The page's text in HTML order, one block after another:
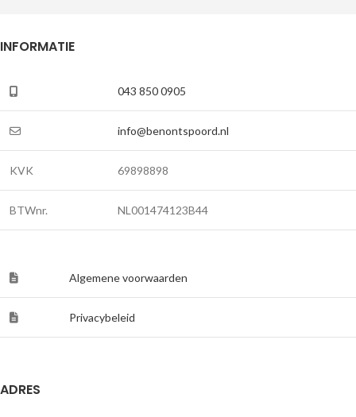
INFORMATIE
043 850 0905
info@benontspoord.nl
KVK 69898898
BTWnr. NL001474123B44
Algemene voorwaarden
Privacybeleid
ADRES